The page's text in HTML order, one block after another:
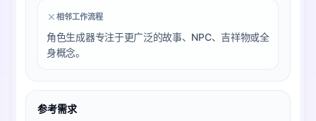
相邻工作流程
角色生成器专注于更广泛的故事、NPC、吉祥物或全
身概念。
参考需求